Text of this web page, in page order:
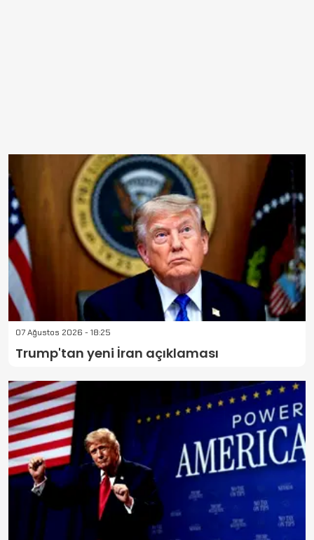
07 Ağustos 2026 - 18:25
Trump'tan yeni İran açıklaması